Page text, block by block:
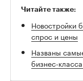
Читайте также:
Новостройки
спрос и цены
Названы
бизнес-